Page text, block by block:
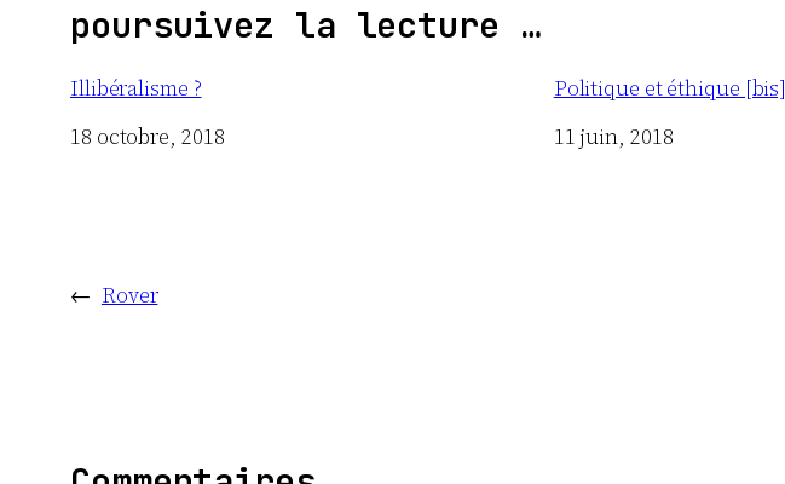
poursuivez la lecture …
Illibéralisme ?
Date
18 octobre, 2018
Politique et éthique [bis]
Date
11 juin, 2018
← Rover